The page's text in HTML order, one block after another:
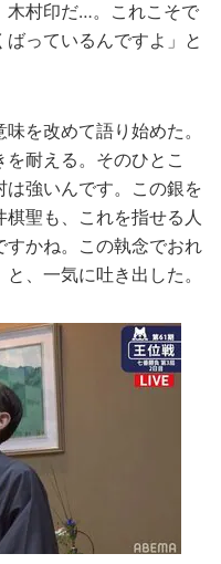
木村印だ…。これこそで
っているんですよ」と
を改めて語り始めた。
を耐える。そのひとこ
は強いんです。この銀を
聖も、これを指せる人
すかね。この執念でおれ
、一気に吐き出した。